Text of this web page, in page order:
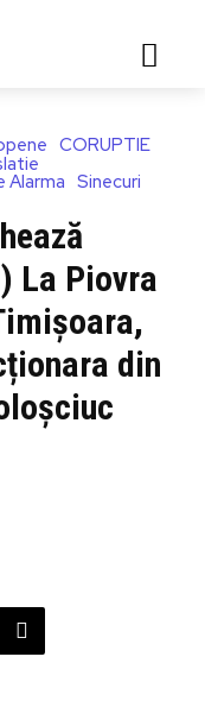
CORUPTIE
Alarma Sinecuri
La Piovra
din